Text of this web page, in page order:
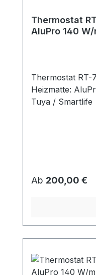
Thermostat
AluPro 140
Thermostat RT-
Heizmatte:
Tuya / Smartlife
Regulärer Preis:
Ab 200,00 €